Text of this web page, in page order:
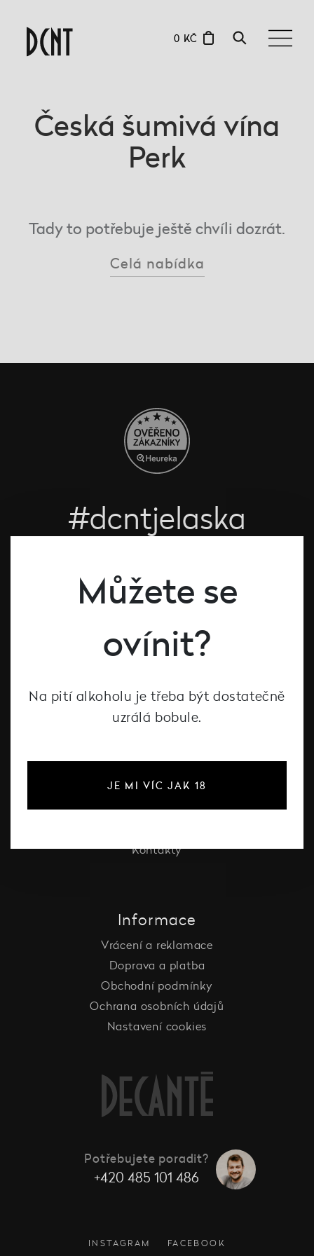
0 KČ
Česká šumivá vína
Perk
Tady to potřebuje ještě chvíli dozrát.
Celá nabídka
#dcntjelaska
Růžové víno
Vína Decanté Wines
Katalog vinařů
O Decanté
Vinotéka Liberec
Festival vína Liberec
Kontakty
Informace
Vrácení a reklamace
Doprava a platba
Obchodní podmínky
Ochrana osobních údajů
Nastavení cookies
Potřebujete poradit?
+420 485 101 486
INSTAGRAM FACEBOOK
Můžete se
ovínit?
Na pití alkoholu je třeba být dostatečně
uzrálá bobule.
JE MI VÍC JAK 18